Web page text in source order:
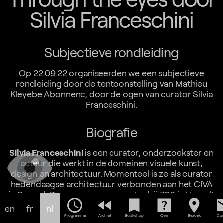
Silvia Franceschini
Subjectieve rondleiding
Op 22.09.22 organiseerden we een subjectieve
rondleiding door de tentoonstelling van Mathieu
Kleyebe Abonnenc, door de ogen van curator Silvia
Franceschini.
Biografie
Silvia Franceschiniis een curator, onderzoekster en
auteur die werkt in de domeinen visuele kunst,
design en architectuur. Momenteel is ze als curator
hedendaagse architectuur verbonden aan het CIVA
in Brussel. Daarvoor was ze curator bij Z33 in Hasselt
– waar ze (onder andere) de tentoonstelling Le
Déracinement. Over diasporische verbeeldingen
en fr nl schedule
Programma
fast_rewind
Archief
bookmark
Bookshop
help_center
Over
location_on
Bezoek